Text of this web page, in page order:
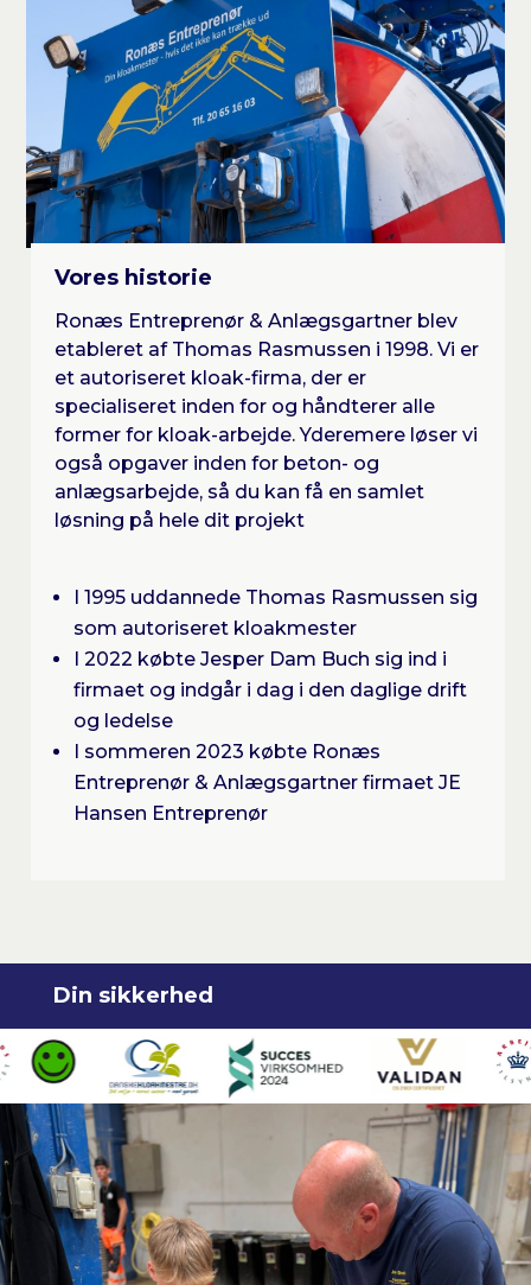
Vores historie
Ronæs Entreprenør & Anlægsgartner blev
etableret af Thomas Rasmussen i 1998. Vi er
et autoriseret kloak-firma, der er
specialiseret inden for og håndterer alle
former for kloak-arbejde. Yderemere løser vi
også opgaver inden for beton- og
anlægsarbejde, så du kan få en samlet
løsning på hele dit projekt
I 1995 uddannede Thomas Rasmussen sig
som autoriseret kloakmester
I 2022 købte Jesper Dam Buch sig ind i
firmaet og indgår i dag i den daglige drift
og ledelse
I sommeren 2023 købte Ronæs
Entreprenør & Anlægsgartner firmaet JE
Hansen Entreprenør
Din sikkerhed